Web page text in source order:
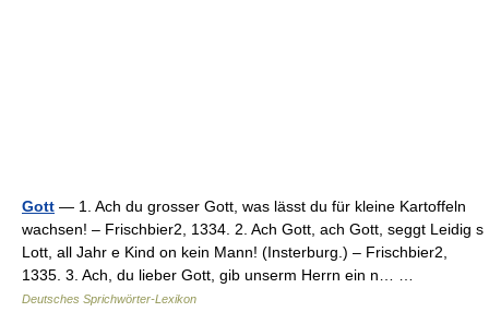
Gott — 1. Ach du grosser Gott, was lässt du für kleine Kartoffeln
wachsen! – Frischbier2, 1334. 2. Ach Gott, ach Gott, seggt Leidig s
Lott, all Jahr e Kind on kein Mann! (Insterburg.) – Frischbier2,
1335. 3. Ach, du lieber Gott, gib unserm Herrn ein n… …
Deutsches Sprichwörter-Lexikon